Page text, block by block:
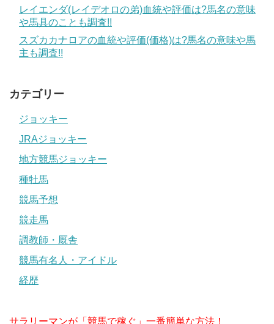
レイエンダ(レイデオロの弟)血統や評価は?馬名の意味
や馬具のことも調査!!
スズカカナロアの血統や評価(価格)は?馬名の意味や馬
主も調査!!
カテゴリー
ジョッキー
JRAジョッキー
地方競馬ジョッキー
種牡馬
競馬予想
競走馬
調教師・厩舎
競馬有名人・アイドル
経歴
サラリーマンが「競馬で稼ぐ」一番簡単な方法！